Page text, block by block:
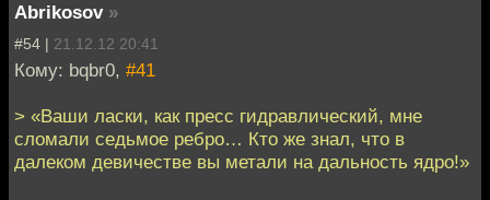
Abrikosov »
#54 | 21.12.12 20:41
Кому: bqbr0, #41
> «Ваши ласки, как пресс гидравлический, мне
сломали седьмое ребро… Кто же знал, что в
далеком девичестве вы метали на дальность ядро!»